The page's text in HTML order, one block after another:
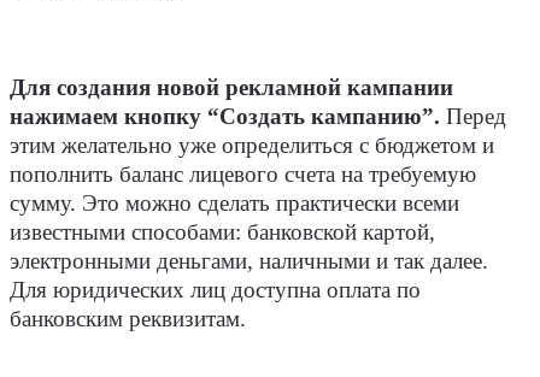
Для создания новой рекламной кампании
нажимаем кнопку “Создать кампанию”. Перед
этим желательно уже определиться с бюджетом и
пополнить баланс лицевого счета на требуемую
сумму. Это можно сделать практически всеми
известными способами: банковской картой,
электронными деньгами, наличными и так далее.
Для юридических лиц доступна оплата по
банковским реквизитам.